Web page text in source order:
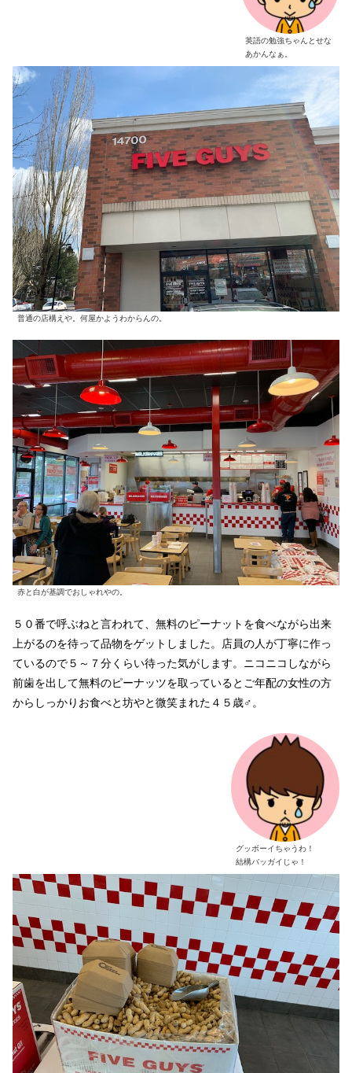
英語の勉強ちゃんとせな
あかんなぁ。
普通の店構えや。何屋かようわからんの。
赤と白が基調でおしゃれやの。
５０番で呼ぶねと言われて、無料のピーナットを食べながら出来
上がるのを待って品物をゲットしました。店員の人が丁寧に作っ
ているので５～７分くらい待った気がします。ニコニコしながら
前歯を出して無料のピーナッツを取っているとご年配の女性の方
からしっかりお食べと坊やと微笑まれた４５歳♂。
グッボーイちゃうわ！
結構バッガイじゃ！